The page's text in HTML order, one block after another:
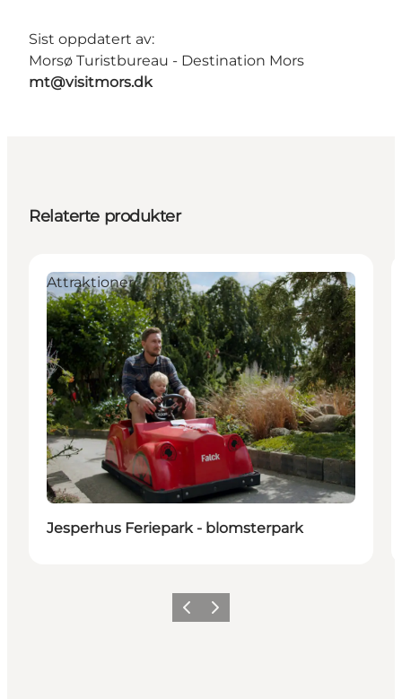
Sist oppdatert av:
Morsø Turistbureau - Destination Mors
mt@visitmors.dk
Relaterte produkter
Attraktioner
Jesperhus Feriepark - blomsterpark
ForrigeNeste